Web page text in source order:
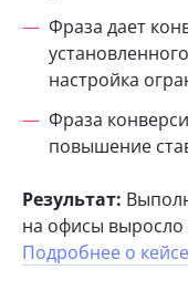
Фраза дает
настройка
Фраза
повышение
Результат:
на офисы выросло
Подробнее о